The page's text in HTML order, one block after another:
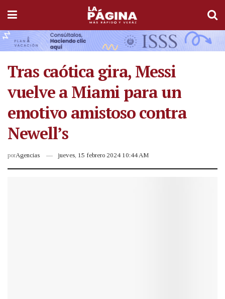
Tras caótica gira, Messi
vuelve a Miami para un
emotivo amistoso contra
Newell’s
porAgencias jueves, 15 febrero 2024 10:44 AM